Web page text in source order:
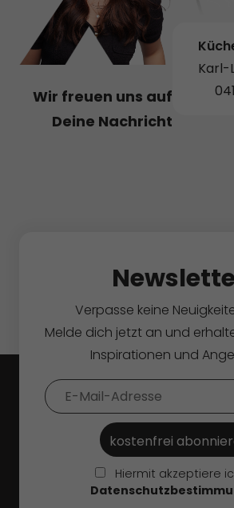
Wir freuen uns auf
Deine Nachricht
Karl-
Verpasse keine
Melde dich jetzt an und
Inspirationen und
Hiermit akzeptiere